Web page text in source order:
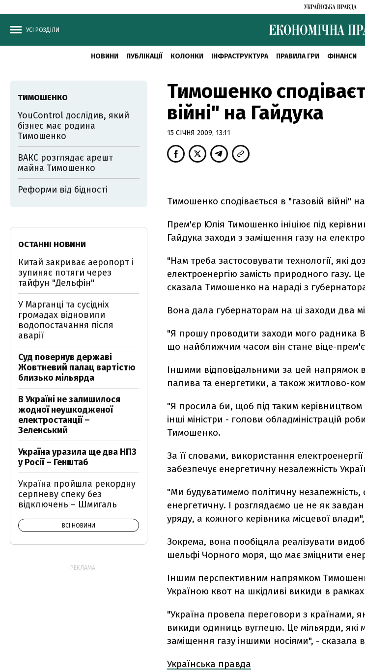
УСІ РОЗДІЛИ
НОВИНИ ПУБЛІКАЦІЇ КОЛОНКИ ІНФРАСТРУКТУРА ПРАВИЛА ГРИ ФІНАНСИ
Тимошенко
війні" на Гайдука
15 СІЧНЯ 2009, 13:11
Тимошенко сподівається в "газовій війні"
Прем'єр Юлія Тимошенко ініціює під
Гайдука заходи з заміщення газу на
"Нам треба застосовувати технології, які
електроенергію замість природного газу.
сказала Тимошенко на нараді з
Вона дала губернаторам на ці заходи два
"Я прошу проводити заходи мого радника
що найближчим часом він стане віце-
Іншими відповідальними за цей напрямок
палива та енергетики, а також житлово-
"Я просила би, щоб під таким керівництвом
інші міністри - голови обладміністрацій
Тимошенко.
За її словами, використання
забезпечує енергетичну незалежність
"Ми будуватимемо політичну
енергетичну. І розглядаємо це не як
уряду, а кожного керівника місцевої
Зокрема, вона пообіцяла реалізувати
шельфі Чорного моря, що має зміцнити
Іншим перспективним напрямком
Україною квот на шкідливі викиди в рамках
"Україна провела переговори з країнами,
викиди одиниць вуглецю. Це мільярди, які
заміщення газу іншими носіями", - сказала
Українська правда
ТИМОШЕНКО
YouControl дослідив, який
бізнес має родина
Тимошенко
ВАКС розглядає арешт
майна Тимошенко
Реформи від бідності
ОСТАННІ НОВИНИ
Китай закриває аеропорт і
зупиняє потяги через
тайфун "Дельфін"
У Марганці та сусідніх
громадах відновили
водопостачання після
аварії
Суд повернув державі
Жовтневий палац вартістю
близько мільярда
В Україні не залишилося
жодної неушкодженої
електростанції –
Зеленський
Україна уразила ще два НПЗ
у Росії – Генштаб
Україна пройшла рекордну
серпневу спеку без
відключень – Шмигаль
ВСІ НОВИНИ
РЕКЛАМА: